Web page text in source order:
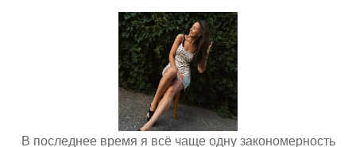
В последнее время я всё чаще одну закономерность